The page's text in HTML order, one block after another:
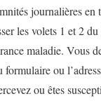
journalières en
les volets 1 et 2
maladie. Vous
ou
ou êtes